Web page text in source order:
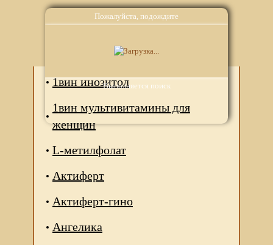
Пожалуйста, подождите
Выполняется поиск
Аналоги
1вин инозитол
1вин мультивитамины для
женщин
L-метилфолат
Актиферт
Актиферт-гино
Ангелика